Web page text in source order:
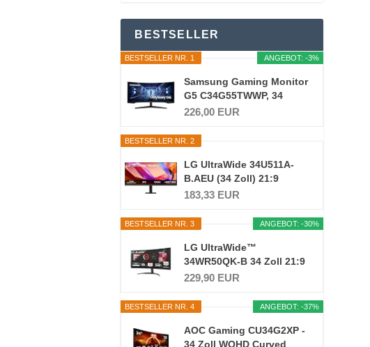
BESTSELLER
ANGEBOT: -3%
BESTSELLER NR. 1
Samsung Gaming Monitor
G5 C34G55TWWP, 34
Zoll...
226,00 EUR
BESTSELLER NR. 2
LG UltraWide 34U511A-
B.AEU (34 Zoll) 21:9
UWFHD...
183,33 EUR
ANGEBOT: -30%
BESTSELLER NR. 3
LG UltraWide™
34WR50QK-B 34 Zoll 21:9
Curved...
229,90 EUR
ANGEBOT: -37%
BESTSELLER NR. 4
AOC Gaming CU34G2XP -
34 Zoll WQHD Curved